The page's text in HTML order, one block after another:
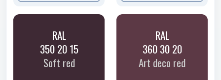
RAL
350 20 15
Soft red
RAL
360 30 20
Art deco red